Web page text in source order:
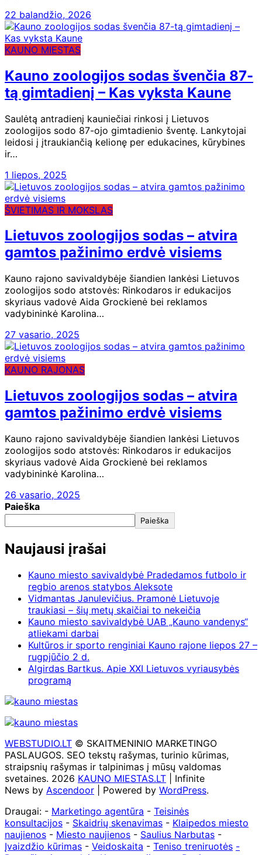
22 balandžio, 2026
KAUNO MIESTAS
Kauno zoologijos sodas švenčia 87-
tą gimtadienį – Kas vyksta Kaune
Saulėtą antradienį kauniečiai rinkosi į Lietuvos
zoologijos sodo 87-ojo gimtadienio šventę. Lankytojai
leidosi į įtraukiančią kelionę per edukacines, kūrybines
ir…
1 liepos, 2025
ŠVIETIMAS IR MOKSLAS
Lietuvos zoologijos sodas – atvira
gamtos pažinimo erdvė visiems
Kauno rajono savivaldybėje šiandien lankėsi Lietuvos
zoologijos sodo atstovės: Rinkodaros ir edukacijos
skyriaus vadovė Aida Grockienė bei reklamos
vadybininkė Karolina…
27 vasario, 2025
KAUNO RAJONAS
Lietuvos zoologijos sodas – atvira
gamtos pažinimo erdvė visiems
Kauno rajono savivaldybėje šiandien lankėsi Lietuvos
zoologijos sodo atstovės: Rinkodaros ir edukacijos
skyriaus vadovė Aida Grockienė bei reklamos
vadybininkė Karolina…
26 vasario, 2025
Paieška
Paieška
Naujausi įrašai
Kauno miesto savivaldybė Pradedamos futbolo ir
regbio arenos statybos Aleksote
Vidmantas Janulevičius. Pramonė Lietuvoje
traukiasi – šių metų skaičiai to nekeičia
Kauno miesto savivaldybė UAB „Kauno vandenys“
atliekami darbai
Kultūros ir sporto renginiai Kauno rajone liepos 27 –
rugpjūčio 2 d.
Algirdas Bartkus. Apie XXI Lietuvos vyriausybės
programą
WEBSTUDIO.LT © SKAITMENINIO MARKETINGO
PASLAUGOS. SEO tekstų rašymas, turinio kūrimas,
straipsnių rašymas ir talpinimas į mūsų valdomas
svetaines. 2026 KAUNO MIESTAS.LT | Infinite
News by Ascendoor | Powered by WordPress.
Draugai: - Marketingo agentūra - Teisinės
konsultacijos - Skaidrių skenavimas - Klaipedos miesto
naujienos - Miesto naujienos - Saulius Narbutas -
Įvaizdžio kūrimas - Veidoskaita - Teniso treniruotės -